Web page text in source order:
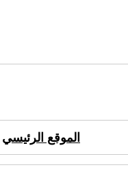
الموقع الرئيسي